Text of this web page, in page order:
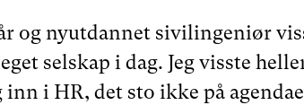
og nyutdannet sivilingeniør
selskap i dag. Jeg visste
inn i HR, det sto ikke på